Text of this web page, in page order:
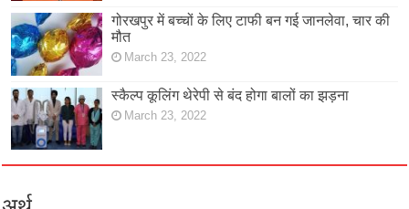
गोरखपुर में बच्चों के लिए टाफी बन गई जानलेवा, चार की
मौत
March 23, 2022
स्कैल्प कूलिंग थेरेपी से बंद होगा बालों का झड़ना
March 23, 2022